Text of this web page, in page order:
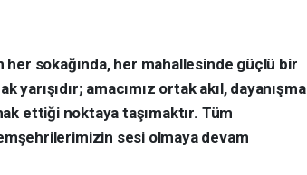
her sokağında, her mahallesinde güçlü bir
amacımız ortak akıl, dayanışma
ettiği noktaya taşımaktır. Tüm
sesi olmaya devam